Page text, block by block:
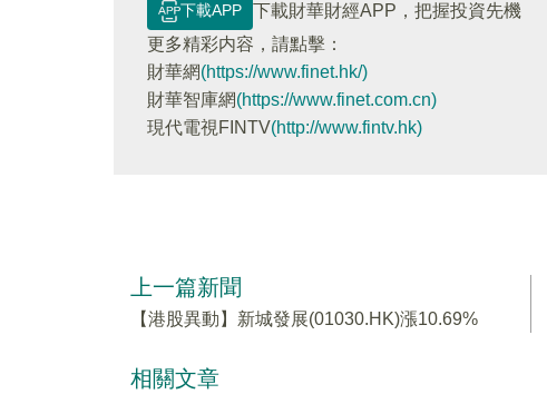
下載APP
下載財華財經APP，把握投資先機
更多精彩内容，請點擊：
財華網(https://www.finet.hk/)
財華智庫網(https://www.finet.com.cn)
現代電視FINTV(http://www.fintv.hk)
上一篇新聞
【港股異動】新城發展(01030.HK)漲10.69%
相關文章